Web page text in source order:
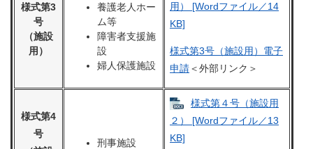
様式第3
号
（施設
用）
養護老人ホー
ム等
障害者支援施
設
婦人保護施設
用） [Wordファイル／14
KB]
様式第3号（施設用）電子
申請＜外部リンク＞
様式第4
号
刑事施設
様式第４号（施設用
２） [Wordファイル／13
KB]